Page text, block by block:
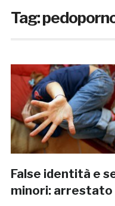
Tag:
False identità e
minori: